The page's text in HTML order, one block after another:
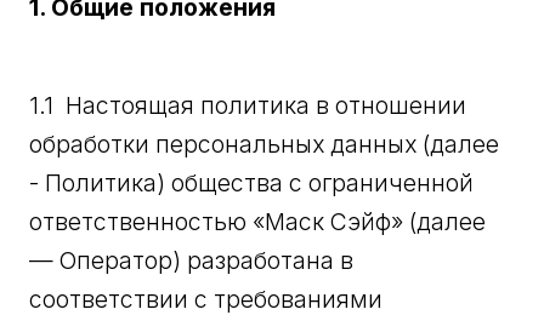
1. Общие положения
1.1 Настоящая политика в отношении
обработки персональных данных (далее
- Политика) общества с ограниченной
ответственностью «Маск Сэйф» (далее
— Оператор) разработана в
соответствии с требованиями